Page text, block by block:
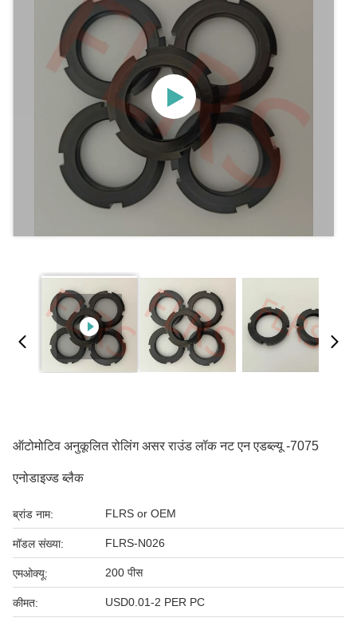
ऑटोमोटिव अनुकूलित रोलिंग असर राउंड लॉक नट एन एडब्ल्यू -7075
एनोडाइज्ड ब्लैक
ब्रांड नाम: FLRS or OEM
मॉडल संख्या: FLRS-N026
एमओक्यू: 200 पीस
कीमत: USD0.01-2 PER PC